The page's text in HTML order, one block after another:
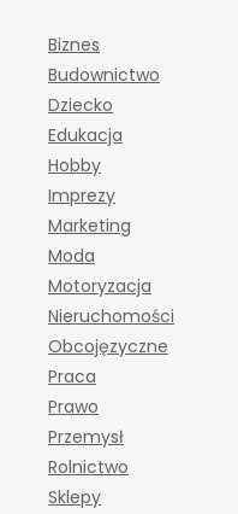
Biznes
Budownictwo
Dziecko
Edukacja
Hobby
Imprezy
Marketing
Moda
Motoryzacja
Nieruchomości
Obcojęzyczne
Praca
Prawo
Przemysł
Rolnictwo
Sklepy